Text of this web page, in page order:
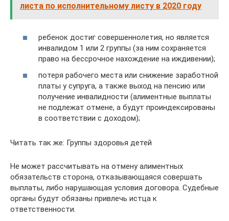
листа по исполнительному листу в 2020 году
ребенок достиг совершеннолетия, но является
инвалидом 1 или 2 группы (за ним сохраняется
право на бессрочное нахождение на иждивении);
потеря рабочего места или снижение заработной
платы у супруга, а также выход на пенсию или
получение инвалидности (алиментные выплаты
не подлежат отмене, а будут проиндексированы
в соответствии с доходом);
Читать так же: ​​Группы здоровья детей
Не может рассчитывать на отмену алиментных
обязательств сторона, отказывающаяся совершать
выплаты, либо нарушающая условия договора. Судебные
органы будут обязаны привлечь истца к
ответственности.